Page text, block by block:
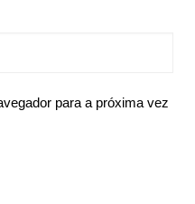
para a próxima vez